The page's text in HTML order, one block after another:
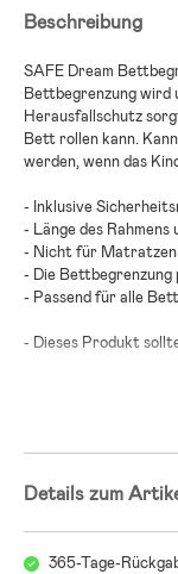
Beschreibung
SAFE Dream
Bettbegrenzung wird
Herausfallschutz
Bett rollen kann.
werden, wenn das
- Inklusive
- Länge des
- Nicht für Matratzen
- Die Bettbegrenzung
- Passend für alle
- Dieses Produkt
- Die Klappfunktion
über 17 cm Abstand
- Nicht benutzen,
der Matratze
- Bitte beachte, dass
Details zum
365-Tage-